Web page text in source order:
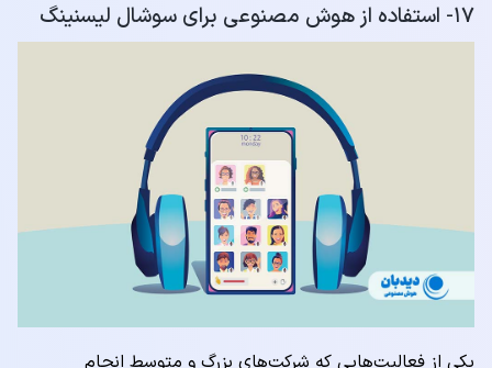
۱۷- استفاده از هوش مصنوعی برای سوشال لیسنینگ